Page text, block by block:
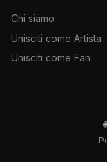
Chi siamo
Unisciti come Artista
Unisciti come Fan